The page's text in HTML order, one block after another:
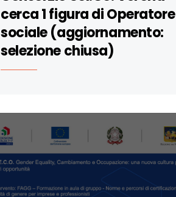
cerca 1 figura di Operatore
sociale (aggiornamento:
selezione chiusa)